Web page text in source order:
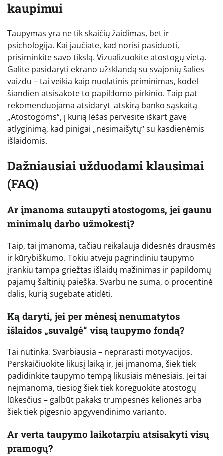
kaupimui
Taupymas yra ne tik skaičių žaidimas, bet ir
psichologija. Kai jaučiate, kad norisi pasiduoti,
prisiminkite savo tikslą. Vizualizuokite atostogų vietą.
Galite pasidaryti ekrano užsklandą su svajonių šalies
vaizdu – tai veikia kaip nuolatinis priminimas, kodėl
šiandien atsisakote to papildomo pirkinio. Taip pat
rekomenduojama atsidaryti atskirą banko sąskaitą
„Atostogoms“, į kurią lėšas pervesite iškart gavę
atlyginimą, kad pinigai „nesimaišytų“ su kasdienėmis
išlaidomis.
Dažniausiai užduodami klausimai
(FAQ)
Ar įmanoma sutaupyti atostogoms, jei gaunu
minimalų darbo užmokestį?
Taip, tai įmanoma, tačiau reikalauja didesnės drausmės
ir kūrybiškumo. Tokiu atveju pagrindiniu taupymo
įrankiu tampa griežtas išlaidų mažinimas ir papildomų
pajamų šaltinių paieška. Svarbu ne suma, o procentinė
dalis, kurią sugebate atidėti.
Ką daryti, jei per mėnesį nenumatytos
išlaidos „suvalgė“ visą taupymo fondą?
Tai nutinka. Svarbiausia – neprarasti motyvacijos.
Perskaičiuokite likusį laiką ir, jei įmanoma, šiek tiek
padidinkite taupymo tempą likusiais mėnesiais. Jei tai
neįmanoma, tiesiog šiek tiek koreguokite atostogų
lūkesčius – galbūt pakaks trumpesnės kelionės arba
šiek tiek pigesnio apgyvendinimo varianto.
Ar verta taupymo laikotarpiu atsisakyti visų
pramogų?